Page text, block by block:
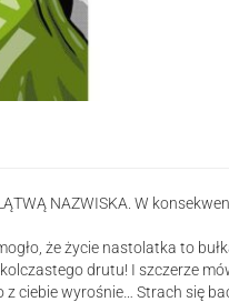
NAZWISKA. W
że życie nastolatka to
drutu! I szczerze
ciebie wyrośnie… Strach się